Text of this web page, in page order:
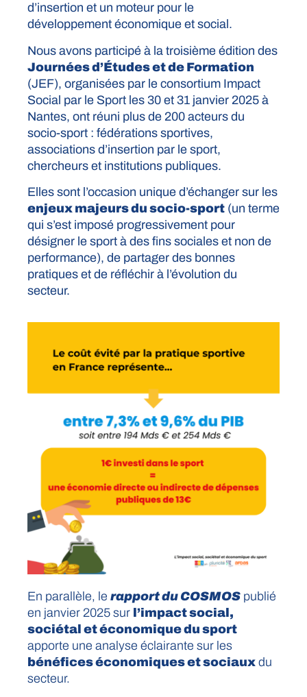
d’insertion et un moteur pour le
développement économique et social.
Nous avons participé à la troisième édition des
Journées d’Études et de Formation
(JEF), organisées par le consortium Impact
Social par le Sport les 30 et 31 janvier 2025 à
Nantes, ont réuni plus de 200 acteurs du
socio-sport : fédérations sportives,
associations d’insertion par le sport,
chercheurs et institutions publiques.
Elles sont l’occasion unique d’échanger sur les
enjeux majeurs du socio-sport (un terme
qui s’est imposé progressivement pour
désigner le sport à des fins sociales et non de
performance), de partager des bonnes
pratiques et de réfléchir à l’évolution du
secteur.
En parallèle, le rapport du COSMOS publié
en janvier 2025 sur l’impact social,
sociétal et économique du sport
apporte une analyse éclairante sur les
bénéfices économiques et sociaux du
secteur.